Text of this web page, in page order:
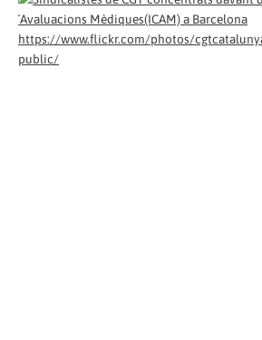
https://www.flickr.com/photos/
public/